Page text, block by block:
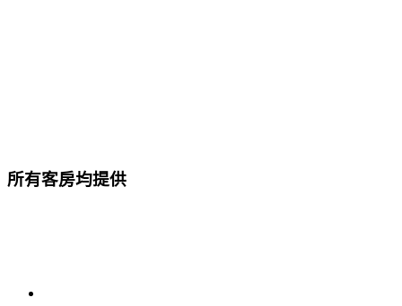
所有客房均提供